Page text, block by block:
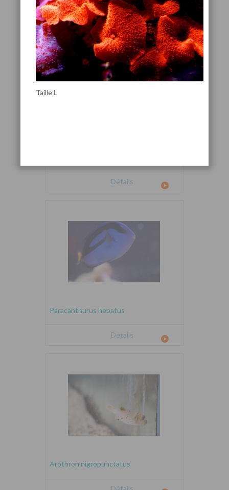
Canthigaster valentini
Détails
Détails
Paracanthurus hepatus
Détails
Arothron nigropunctatus
Détails
Taille L